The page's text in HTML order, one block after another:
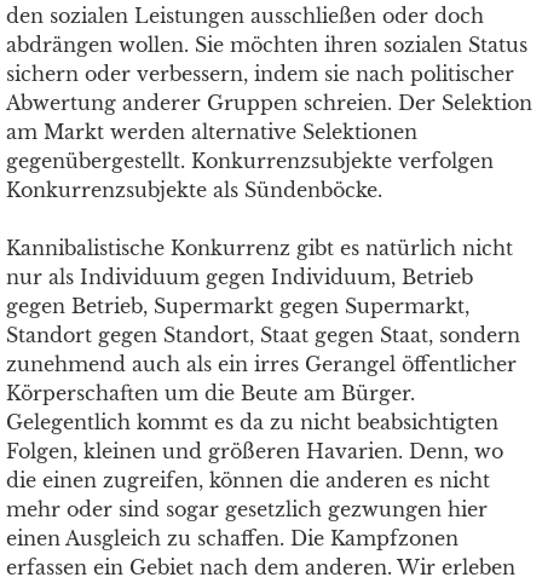
den sozialen Leistungen ausschließen oder doch
abdrängen wollen. Sie möchten ihren sozialen Status
sichern oder verbessern, indem sie nach politischer
Abwertung anderer Gruppen schreien. Der Selektion
am Markt werden alternative Selektionen
gegenübergestellt. Konkurrenzsubjekte verfolgen
Konkurrenzsubjekte als Sündenböcke.
Kannibalistische Konkurrenz gibt es natürlich nicht
nur als Individuum gegen Individuum, Betrieb
gegen Betrieb, Supermarkt gegen Supermarkt,
Standort gegen Standort, Staat gegen Staat, sondern
zunehmend auch als ein irres Gerangel öffentlicher
Körperschaften um die Beute am Bürger.
Gelegentlich kommt es da zu nicht beabsichtigten
Folgen, kleinen und größeren Havarien. Denn, wo
die einen zugreifen, können die anderen es nicht
mehr oder sind sogar gesetzlich gezwungen hier
einen Ausgleich zu schaffen. Die Kampfzonen
erfassen ein Gebiet nach dem anderen. Wir erleben